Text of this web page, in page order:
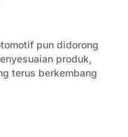
pun didorong
produk,
terus berkembang